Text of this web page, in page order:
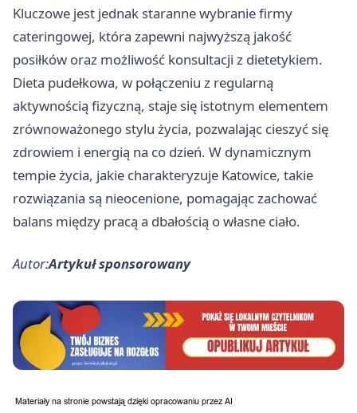
Kluczowe jest jednak staranne wybranie firmy
cateringowej, która zapewni najwyższą jakość
posiłków oraz możliwość konsultacji z dietetykiem.
Dieta pudełkowa, w połączeniu z regularną
aktywnością fizyczną, staje się istotnym elementem
zrównoważonego stylu życia, pozwalając cieszyć się
zdrowiem i energią na co dzień. W dynamicznym
tempie życia, jakie charakteryzuje Katowice, takie
rozwiązania są nieocenione, pomagając zachować
balans między pracą a dbałością o własne ciało.
Autor:Artykuł sponsorowany